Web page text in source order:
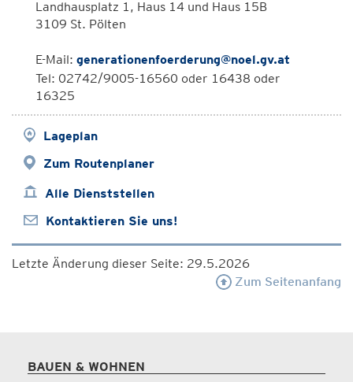
Landhausplatz 1, Haus 14 und Haus 15B
3109 St. Pölten
E-Mail: generationenfoerderung@noel.gv.at
Tel: 02742/9005-16560 oder 16438 oder
16325
Lageplan
Zum Routenplaner
Alle Dienststellen
Kontaktieren Sie uns!
Letzte Änderung dieser Seite: 29.5.2026
Zum Seitenanfang
BAUEN & WOHNEN